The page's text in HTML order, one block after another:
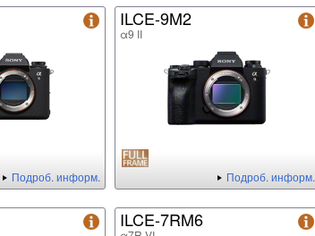
Подроб. информ.
ILCE-9M2
α9 II
Подроб. информ.
ILCE-7RM6